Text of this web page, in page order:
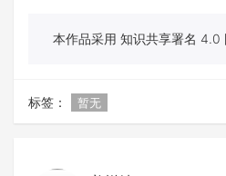
本作品采用 知识共享署名 4.0
标签： 暂无